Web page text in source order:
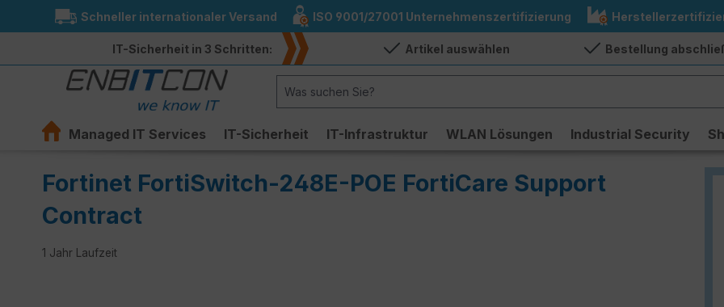
Zur Hauptnavigation springen
Schneller internationaler Versand ISO 9001/27001 Unternehmenszertifizierung
IT-Sicherheit in 3 Schritten: Artikel auswählen Bestellung
Managed IT Services IT-Sicherheit IT-Infrastruktur WLAN Lösungen Industrial Security
Fortinet FortiSwitch-248E-POE FortiCare Support
Contract
1 Jahr Laufzeit